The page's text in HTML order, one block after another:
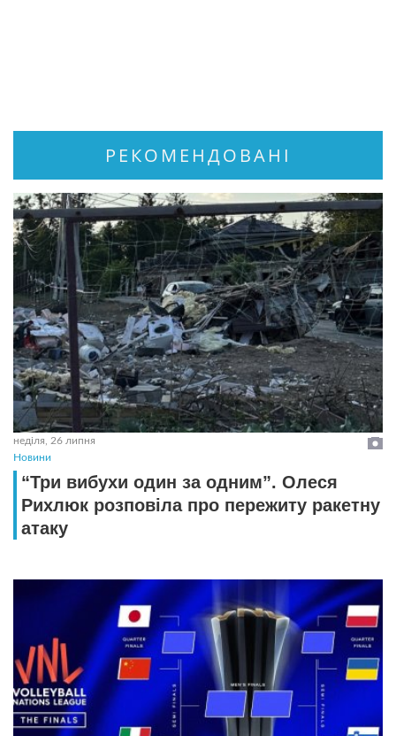
РЕКОМЕНДОВАНІ
неділя, 26 липня
Новини
“Три вибухи один за одним”. Олеся
Рихлюк розповіла про пережиту ракетну
атаку